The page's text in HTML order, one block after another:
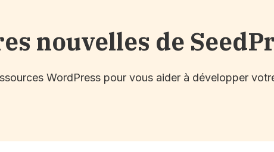
nouvelles de
WordPress pour vous aider à développer